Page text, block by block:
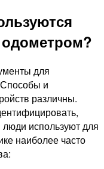
для
и
различны.
используют для
наиболее часто